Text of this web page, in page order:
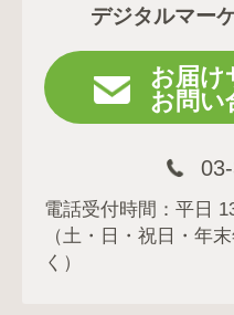
デジタルマー
お届け
お問い
電話受付時間：平日
（土・日・祝日・年
く）